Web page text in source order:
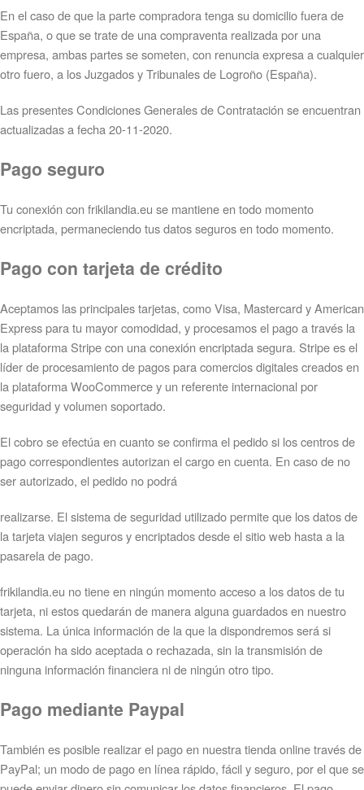
En el caso de que la parte compradora tenga su domicilio fuera de
España, o que se trate de una compraventa realizada por una
empresa, ambas partes se someten, con renuncia expresa a cualquier
otro fuero, a los Juzgados y Tribunales de Logroño (España).
Las presentes Condiciones Generales de Contratación se encuentran
actualizadas a fecha 20-11-2020.
Pago seguro
Tu conexión con frikilandia.eu se mantiene en todo momento
encriptada, permaneciendo tus datos seguros en todo momento.
Pago con tarjeta de crédito
Aceptamos las principales tarjetas, como Visa, Mastercard y American
Express para tu mayor comodidad, y procesamos el pago a través la
la plataforma Stripe con una conexión encriptada segura. Stripe es el
líder de procesamiento de pagos para comercios digitales creados en
la plataforma WooCommerce y un referente internacional por
seguridad y volumen soportado.
El cobro se efectúa en cuanto se confirma el pedido si los centros de
pago correspondientes autorizan el cargo en cuenta. En caso de no
ser autorizado, el pedido no podrá
realizarse. El sistema de seguridad utilizado permite que los datos de
la tarjeta viajen seguros y encriptados desde el sitio web hasta a la
pasarela de pago.
frikilandia.eu no tiene en ningún momento acceso a los datos de tu
tarjeta, ni estos quedarán de manera alguna guardados en nuestro
sistema. La única información de la que la dispondremos será si
operación ha sido aceptada o rechazada, sin la transmisión de
ninguna información financiera ni de ningún otro tipo.
Pago mediante Paypal
También es posible realizar el pago en nuestra tienda online través de
PayPal; un modo de pago en línea rápido, fácil y seguro, por el que se